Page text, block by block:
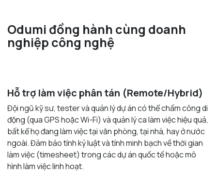
Odumi đồng hành cùng doanh
nghiệp công nghệ
Hỗ trợ làm việc phân tán (Remote/Hybrid)
Đội ngũ kỹ sư, tester và quản lý dự án có thể chấm công di
động (qua GPS hoặc Wi-Fi) và quản lý ca làm việc hiệu quả,
bất kể họ đang làm việc tại văn phòng, tại nhà, hay ở nước
ngoài. Đảm bảo tính kỷ luật và tính minh bạch về thời gian
làm việc (timesheet) trong các dự án quốc tế hoặc mô
hình làm việc linh hoạt.